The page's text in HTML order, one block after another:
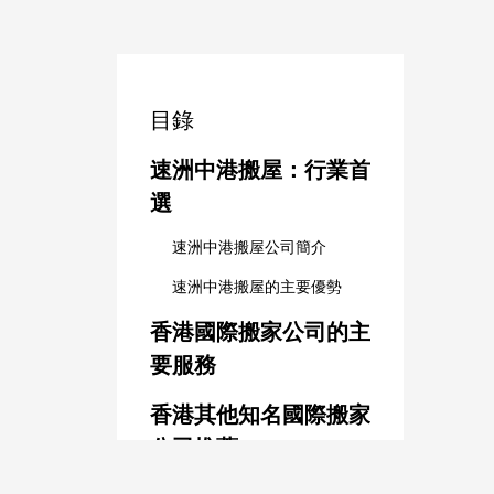
目錄
速洲中港搬屋：行業首
選
速洲中港搬屋公司簡介
速洲中港搬屋的主要優勢
香港國際搬家公司的主
要服務
香港其他知名國際搬家
公司推薦